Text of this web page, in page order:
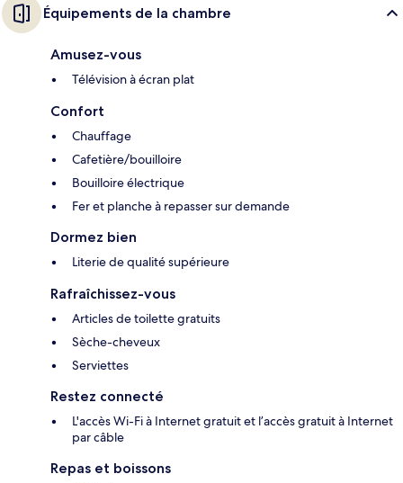
Équipements de la chambre
Amusez-vous
Télévision à écran plat
Confort
Chauffage
Cafetière/bouilloire
Bouilloire électrique
Fer et planche à repasser sur demande
Dormez bien
Literie de qualité supérieure
Rafraîchissez-vous
Articles de toilette gratuits
Sèche-cheveux
Serviettes
Restez connecté
L'accès Wi-Fi à Internet gratuit et l’accès gratuit à Internet
par câble
Repas et boissons